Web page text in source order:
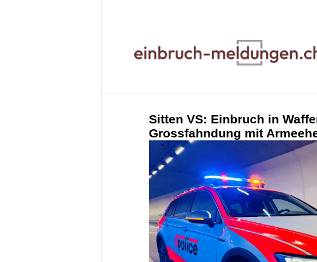
Sitten VS: Einbruch in
Grossfahndung mit